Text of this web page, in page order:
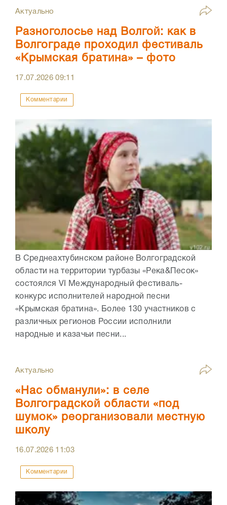
Актуально
Разноголосье над Волгой: как в
Волгограде проходил фестиваль
«Крымская братина» – фото
17.07.202609:11
Комментарии
В Среднеахтубинском районе Волгоградской
области на территории турбазы «Река&Песок»
состоялся VI Международный фестиваль-
конкурс исполнителей народной песни
«Крымская братина». Более 130 участников с
различных регионов России исполнили
народные и казачьи песни...
Актуально
«Нас обманули»: в селе
Волгоградской области «под
шумок» реорганизовали местную
школу
16.07.2026 11:03
Комментарии